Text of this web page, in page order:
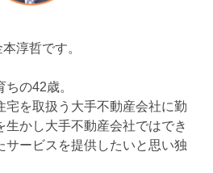
淳哲です。
の42歳。
宅を取扱う大手不動産会社に勤
かし大手不動産会社ではでき
サービスを提供したいと思い独